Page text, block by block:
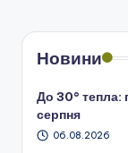
Новини
До 30° тепла:
серпня
06.08.2026